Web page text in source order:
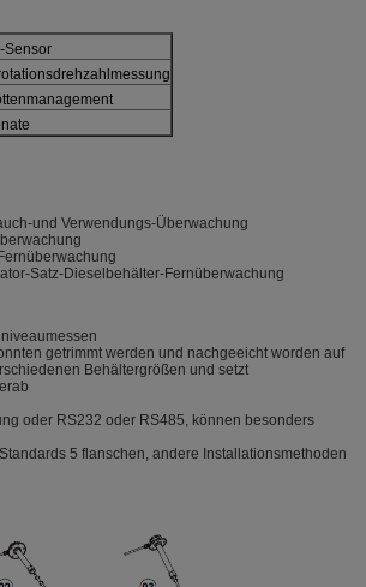
Sensor
und Verwendungs-Überwachung
Satz-Dieselbehälter-Fernüberwachung
getrimmt werden und nachgeeicht worden auf
Behältergrößen und setzt
oder RS232 oder RS485, können besonders
5 flanschen, andere Installationsmethoden